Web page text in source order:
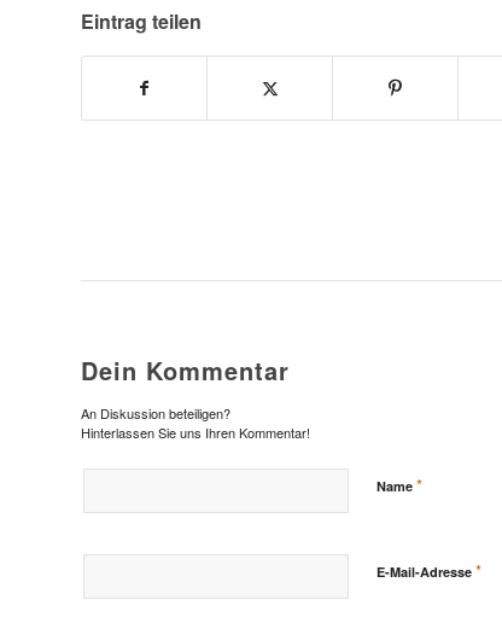
Eintrag teilen
Dein Kommentar
An Diskussion beteiligen?
Hinterlassen Sie uns Ihren Kommentar!
Name *
E-Mail-Adresse *